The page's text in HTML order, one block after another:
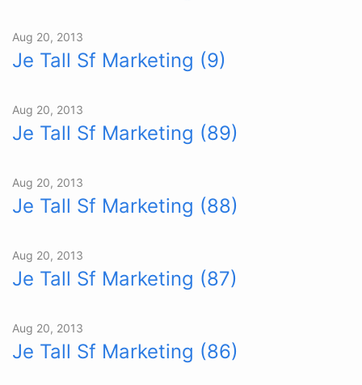
Aug 20, 2013
Je Tall Sf Marketing (9)
Aug 20, 2013
Je Tall Sf Marketing (89)
Aug 20, 2013
Je Tall Sf Marketing (88)
Aug 20, 2013
Je Tall Sf Marketing (87)
Aug 20, 2013
Je Tall Sf Marketing (86)